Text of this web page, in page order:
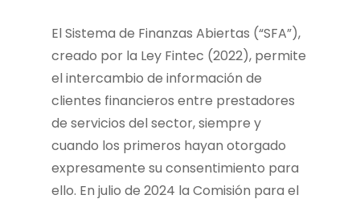
El Sistema de Finanzas Abiertas (“SFA”),
creado por la Ley Fintec (2022), permite
el intercambio de información de
clientes financieros entre prestadores
de servicios del sector, siempre y
cuando los primeros hayan otorgado
expresamente su consentimiento para
ello. En julio de 2024 la Comisión para el